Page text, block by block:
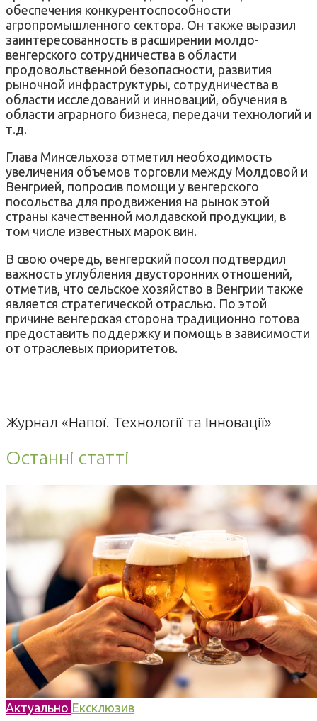
обеспечения конкурентоспособности
агропромышленного сектора. Он также выразил
заинтересованность в расширении молдо-
венгерского сотрудничества в области
продовольственной безопасности, развития
рыночной инфраструктуры, сотрудничества в
области исследований и инноваций, обучения в
области аграрного бизнеса, передачи технологий и
т.д.
Глава Минсельхоза отметил необходимость
увеличения объемов торговли между Молдовой и
Венгрией, попросив помощи у венгерского
посольства для продвижения на рынок этой
страны качественной молдавской продукции, в
том числе известных марок вин.
В свою очередь, венгерский посол подтвердил
важность углубления двусторонних отношений,
отметив, что сельское хозяйство в Венгрии также
является стратегической отраслью. По этой
причине венгерская сторона традиционно готова
предоставить поддержку и помощь в зависимости
от отраслевых приоритетов.
Журнал «Напої. Технології та Інновації»
Останні статті
Актуально Ексклюзив